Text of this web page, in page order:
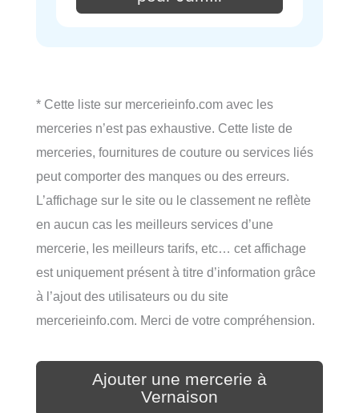
* Cette liste sur mercerieinfo.com avec les
merceries n’est pas exhaustive. Cette liste de
merceries, fournitures de couture ou services liés
peut comporter des manques ou des erreurs.
L’affichage sur le site ou le classement ne reflète
en aucun cas les meilleurs services d’une
mercerie, les meilleurs tarifs, etc… cet affichage
est uniquement présent à titre d’information grâce
à l’ajout des utilisateurs ou du site
mercerieinfo.com. Merci de votre compréhension.
Ajouter une mercerie à
Vernaison